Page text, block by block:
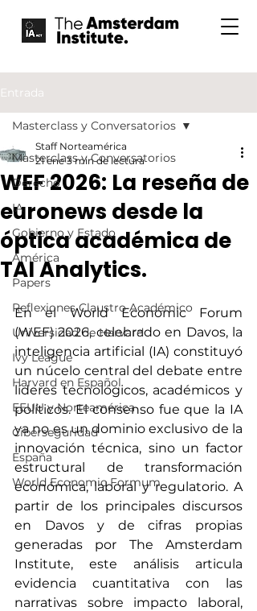
Entrada
Masterclass y Conversatorios
Derecho
IA
Gobierno y Estado
América
Papers
Reflexiones Claustro Académico
Universidad de Harvard
Ivy League
Harvard en Español
EEUU y Norteamérica
Ciberseguridad
España
World Economic Formum
Masterclass y Conversatorios
WEF 2026: La reseña de
euronews desde la
óptica académica de
TAI Analytics.
Staff Norteamérica
21 ene 3 min de lectura
En el World Economic Forum
(WEF) 2026, celebrado en Davos, la
inteligencia artificial (IA) constituyó
un núcelo central del debate entre
líderes tecnológicos, académicos y
políticos. El consenso fue que la IA
ya no es un dominio exclusivo de la
innovación técnica, sino un factor
estructural de transformación
económica, laboral y regulatorio. A
partir de los principales discursos
en Davos y de cifras propias
generadas por The Amsterdam
Institute, este análisis articula
evidencia cuantitativa con las
narrativas sobre impacto laboral,